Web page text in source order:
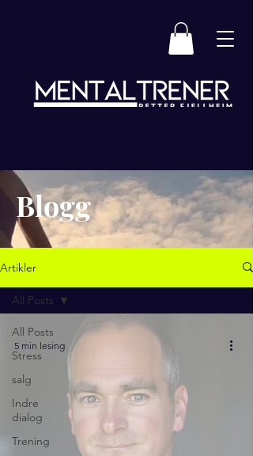
Blogg
Artikler
All Posts
Stress
salg
Indre
dialog
Trening
All Posts
5 min lesing